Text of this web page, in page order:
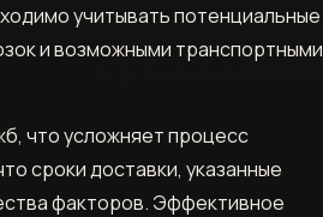
учитывать потенциальные
и возможными транспортными
что усложняет процесс
сроки доставки, указанные
факторов. Эффективное